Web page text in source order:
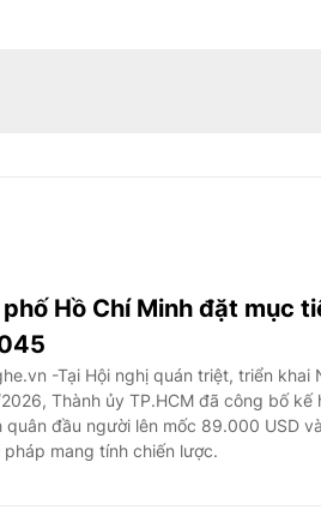
Hồ Chí Minh đặt mục
-Tại Hội nghị quán triệt, triển
Thành ủy TP.HCM đã công bố
quân đầu người lên mốc 89.000 USD
pháp mang tính chiến lược.